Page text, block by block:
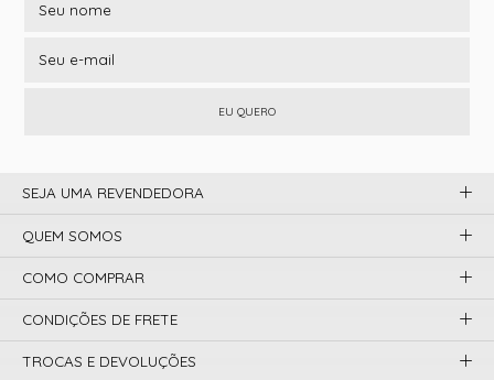
EU QUERO
SEJA UMA REVENDEDORA
QUEM SOMOS
COMO COMPRAR
CONDIÇÕES DE FRETE
TROCAS E DEVOLUÇÕES